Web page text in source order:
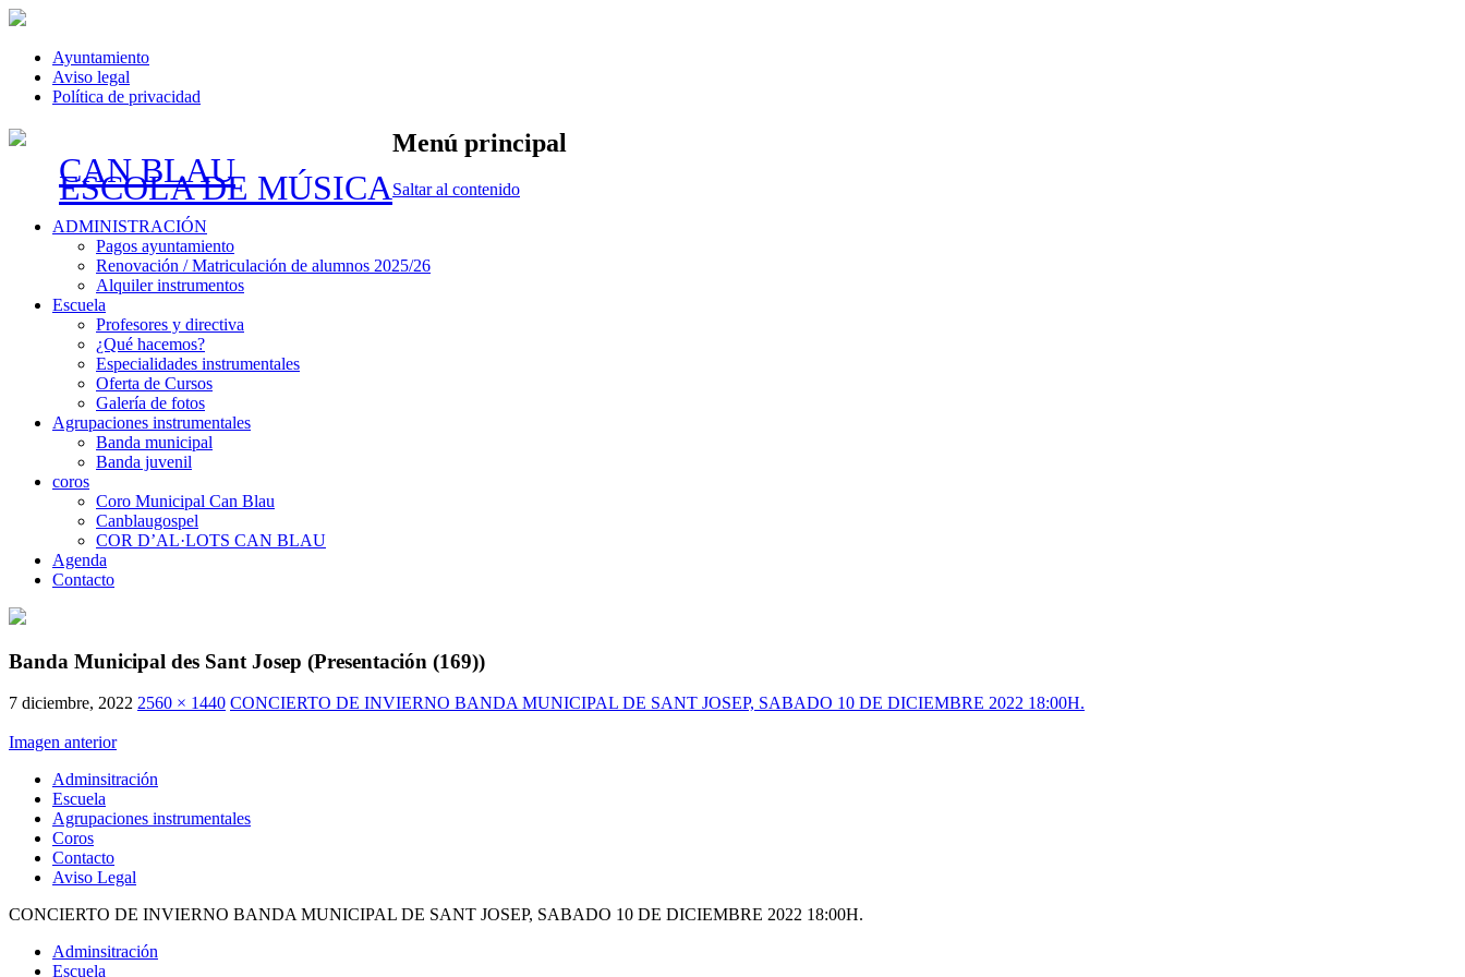
Ayuntamiento
Aviso legal
Política de privacidad
CAN BLAU
ESCOLA DE MÚSICA
Menú principal
Saltar al contenido
ADMINISTRACIÓN
Pagos ayuntamiento
Renovación / Matriculación de alumnos 2025/26
Alquiler instrumentos
Escuela
Profesores y directiva
¿Qué hacemos?
Especialidades instrumentales
Oferta de Cursos
Galería de fotos
Agrupaciones instrumentales
Banda municipal
Banda juvenil
coros
Coro Municipal Can Blau
Canblaugospel
COR D’AL·LOTS CAN BLAU
Agenda
Contacto
Banda Municipal des Sant Josep (Presentación (169))
7 diciembre, 2022 2560 × 1440 CONCIERTO DE INVIERNO BANDA MUNICIPAL DE SANT JOSEP, SABADO 10 DE DICIEMBRE 2022 18:00H.
Imagen anterior
Adminsitración
Escuela
Agrupaciones instrumentales
Coros
Contacto
Aviso Legal
CONCIERTO DE INVIERNO BANDA MUNICIPAL DE SANT JOSEP, SABADO 10 DE DICIEMBRE 2022 18:00H.
Adminsitración
Escuela